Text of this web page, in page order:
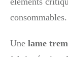
consommables.
Une lame